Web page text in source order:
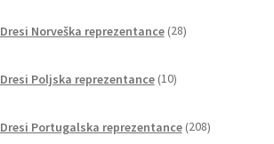
Dresi Norveška reprezentance 28izdelkov
Dresi Poljska reprezentance 10izdelkov
Dresi Portugalska reprezentance 208izdelkov